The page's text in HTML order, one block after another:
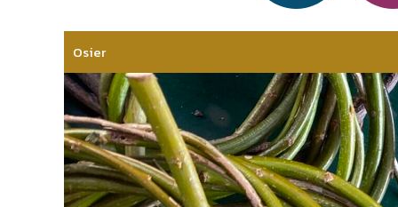
Osier